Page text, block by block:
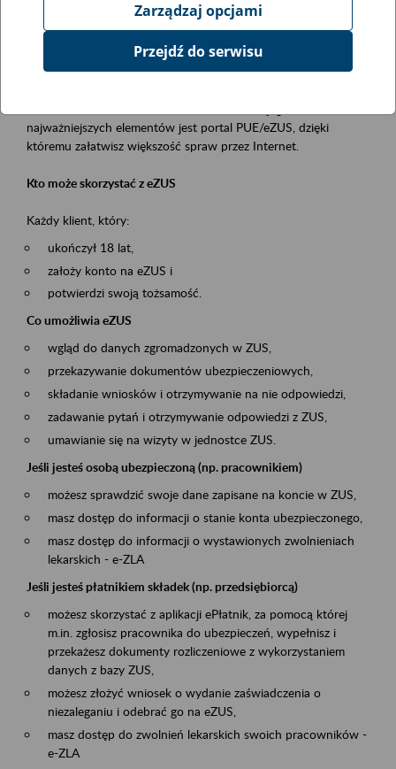
Opis wydarzenia
Platforma Usług Elektronicznych ZUS eZUS
najważniejszych elementów jest portal PUE/eZUS, dzięki
któremu załatwisz większość spraw przez Internet.
Kto może skorzystać z eZUS
Każdy klient, który:
ukończył 18 lat,
założy konto na eZUS i
potwierdzi swoją tożsamość.
Co umożliwia eZUS
wgląd do danych zgromadzonych w ZUS,
przekazywanie dokumentów ubezpieczeniowych,
składanie wniosków i otrzymywanie na nie odpowiedzi,
zadawanie pytań i otrzymywanie odpowiedzi z ZUS,
umawianie się na wizyty w jednostce ZUS.
Jeśli jesteś osobą ubezpieczoną (np. pracownikiem)
możesz sprawdzić swoje dane zapisane na koncie w ZUS,
masz dostęp do informacji o stanie konta ubezpieczonego,
masz dostęp do informacji o wystawionych zwolnieniach
lekarskich - e-ZLA
Jeśli jesteś płatnikiem składek (np. przedsiębiorcą)
możesz skorzystać z aplikacji ePłatnik, za pomocą której
m.in. zgłosisz pracownika do ubezpieczeń, wypełnisz i
przekażesz dokumenty rozliczeniowe z wykorzystaniem
danych z bazy ZUS,
możesz złożyć wniosek o wydanie zaświadczenia o
niezaleganiu i odebrać go na eZUS,
masz dostęp do zwolnień lekarskich swoich pracowników -
e-ZLA
Zarządzaj opcjami
Przejdź do serwisu